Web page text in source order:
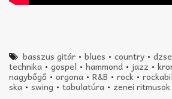
basszus gitár •blues •country •
technika • gospel • hammond • jazz •
nagybőgő • orgona • R&B • rock •
ska • swing • tabulatúra • zenei ritmusok